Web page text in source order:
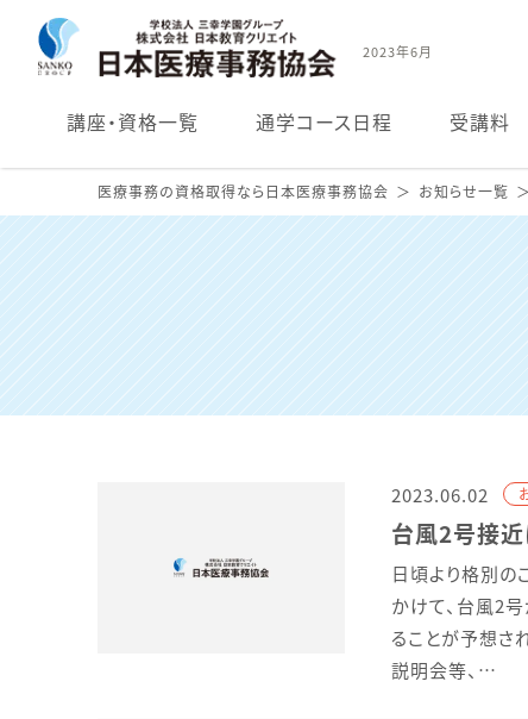
2023年6月
講座・資格一覧 通学コース日程 受講料
医療事務の資格取得なら日本医療事務協会 お知らせ一覧
2023.06.02
台風2号接近
日頃より格別の
かけて、台風2
ることが予想さ
説明会等、…